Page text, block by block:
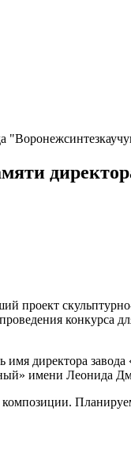
проект
конкурса
директора
имени Леонида